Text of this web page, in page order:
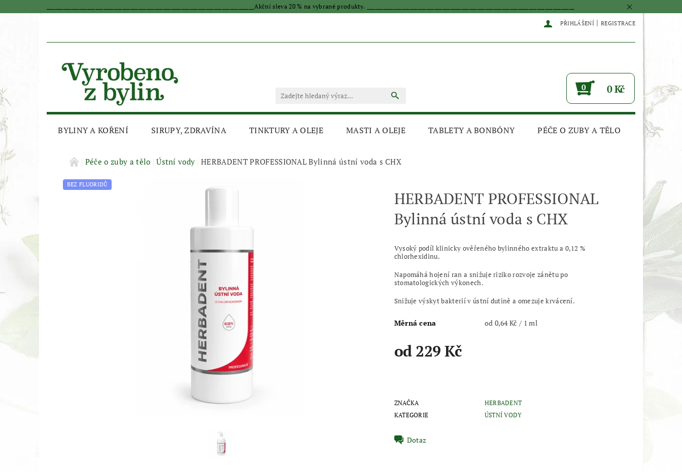
_____________________________________________________________________________Akční sleva 20 % na vybrané produkty. _____________________________________________________________________________
PŘIHLÁŠENÍ | REGISTRACE
0 0 Kč
BYLINY A KOŘENÍ SIRUPY, ZDRAVÍNA TINKTURY A OLEJE MASTI A OLEJE TABLETY A BONBÓNY PÉČE O ZUBY A TĚLO
AKČNÍ SLEVAPéče o zuby a tělo Ústní vody HERBADENT PROFESSIONAL Bylinná ústní voda s CHX
BEZ FLUORIDŮ
HERBADENT PROFESSIONAL
Bylinná ústní voda s CHX
Vysoký podíl klinicky ověřeného bylinného extraktu a 0,12 %
chlorhexidinu.
Napomáhá hojení ran a snižuje riziko rozvoje zánětu po
stomatologických výkonech.
Snižuje výskyt bakterií v ústní dutině a omezuje krvácení.
Měrná cena od 0,64 Kč / 1 ml
od 229 Kč
ZNAČKA
HERBADENT
KATEGORIE
ÚSTNÍ VODY
Dotaz